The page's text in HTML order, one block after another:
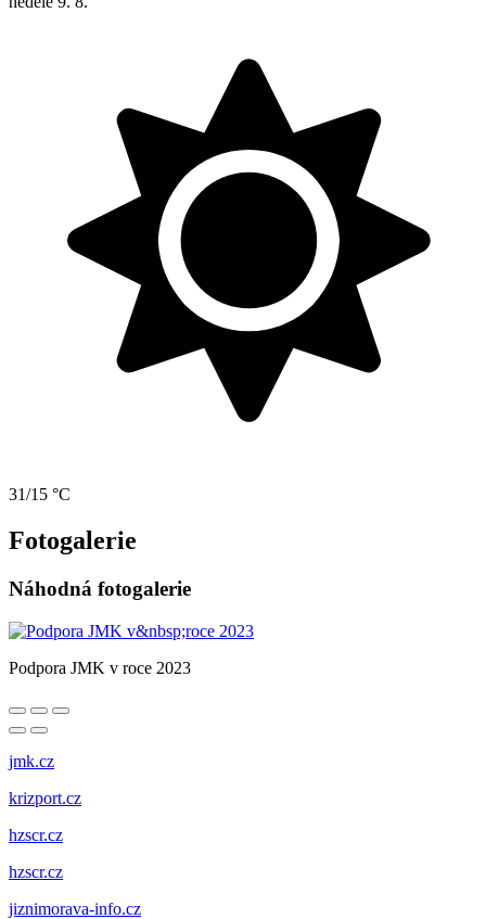
31/15 °C
Fotogalerie
Náhodná fotogalerie
Podpora JMK v roce 2023
jmk.cz
krizport.cz
hzscr.cz
hzscr.cz
jiznimorava-info.cz